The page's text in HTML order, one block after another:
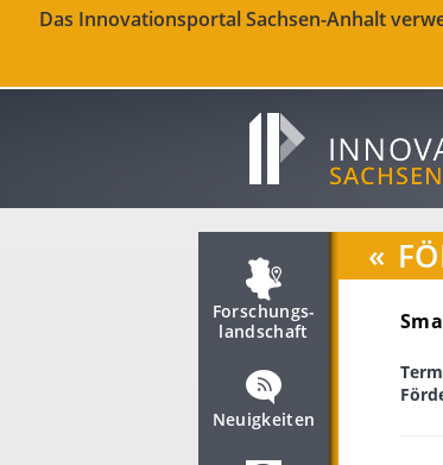
Das Innovationsportal Sachsen-Anhalt
Forschungs­
landschaft
Neuigkeiten
«